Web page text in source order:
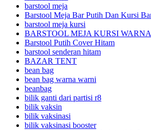
barstool meja
Barstool Meja Bar Putih Dan Kursi
barstool meja kursi
BARSTOOL MEJA KURSI
Barstool Putih Cover Hitam
barstool senderan hitam
BAZAR TENT
bean bag
bean bag warna warni
beanbag
bilik ganti dari partisi r8
bilik vaksin
bilik vaksinasi
bilik vaksinasi booster